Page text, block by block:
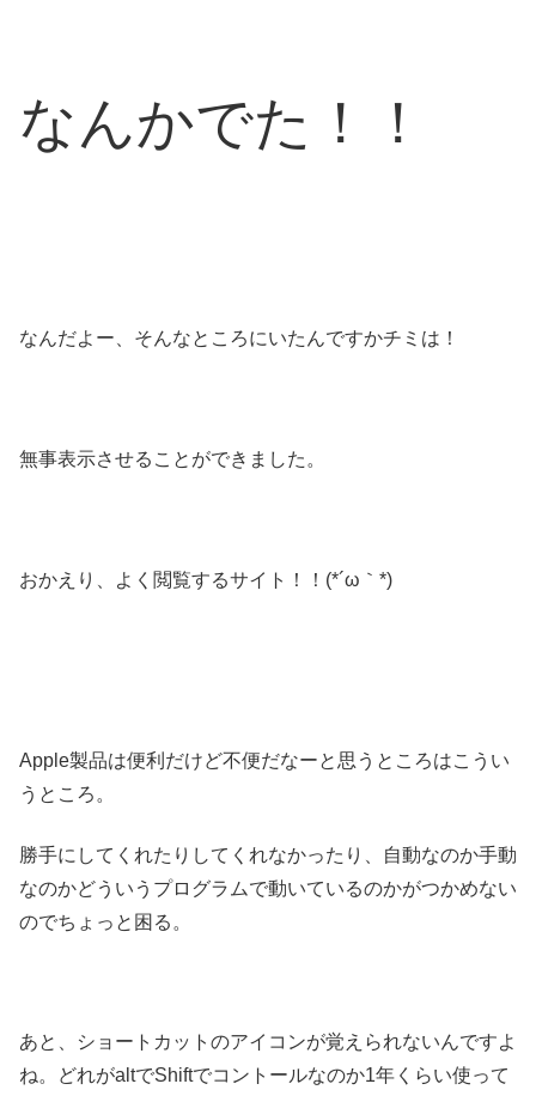
なんかでた！！
なんだよー、そんなところにいたんですかチミは！
無事表示させることができました。
おかえり、よく閲覧するサイト！！(*´ω｀*)
Apple製品は便利だけど不便だなーと思うところはこうい
うところ。
勝手にしてくれたりしてくれなかったり、自動なのか手動
なのかどういうプログラムで動いているのかがつかめない
のでちょっと困る。
あと、ショートカットのアイコンが覚えられないんですよ
ね。どれがaltでShiftでコントールなのか1年くらい使って